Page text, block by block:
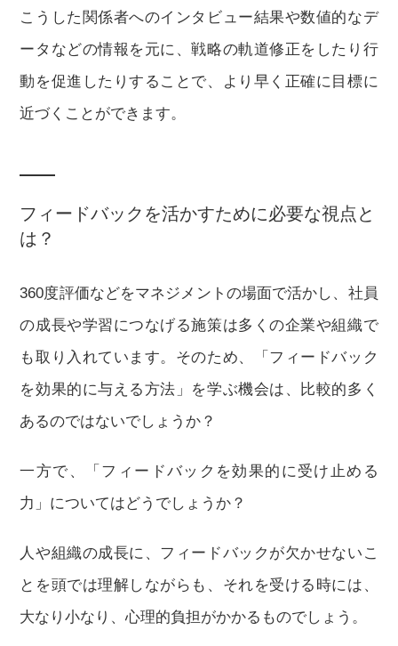
こうした関係者へのインタビュー結果や数値的なデ
ータなどの情報を元に、戦略の軌道修正をしたり行
動を促進したりすることで、より早く正確に目標に
近づくことができます。
フィードバックを活かすために必要な視点と
は？
360度評価などをマネジメントの場面で活かし、社員
の成長や学習につなげる施策は多くの企業や組織で
も取り入れています。そのため、「フィードバック
を効果的に与える方法」を学ぶ機会は、比較的多く
あるのではないでしょうか？
一方で、「フィードバックを効果的に受け止める
力」についてはどうでしょうか？
人や組織の成長に、フィードバックが欠かせないこ
とを頭では理解しながらも、それを受ける時には、
大なり小なり、心理的負担がかかるものでしょう。